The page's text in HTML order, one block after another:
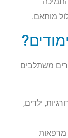
מותאם.
מעל גיל 40, הבוגרים משתלבים
ילדים,